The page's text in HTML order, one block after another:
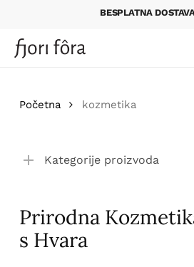
main
content
BESPLATNA
Početna kozmetika
Kategorije proizvoda
Prirodna
s Hvara